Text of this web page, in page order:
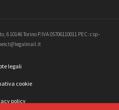
10146 Torino P.IVA 05706110011 PEC: csp-
legali
cookie
policy